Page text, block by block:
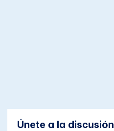
Únete a la discusión